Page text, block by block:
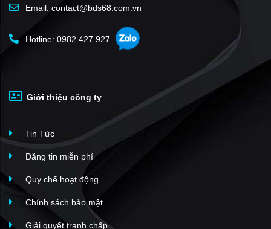
Email: contact@bds68.com.vn
Hotline: 0982 427 927
Giới thiệu công ty
Tin Tức
Đăng tin miễn phí
Quy chế hoạt động
Chính sách bảo mật
Giải quyết tranh chấp